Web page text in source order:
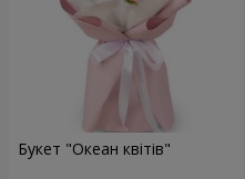
Букет "Океан квітів"